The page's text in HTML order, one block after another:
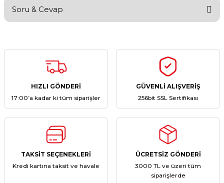
Yorum Yaz
Soru & Cevap
Ürün hakkında henüz soru sorulmamış.
HIZLI GÖNDERİ
17:00’a kadar ki tüm siparişler
GÜVENLİ ALIŞVERİŞ
256bit SSL Sertifikası
TAKSİT SEÇENEKLERİ
Kredi kartına taksit ve havale
ÜCRETSİZ GÖNDERİ
3000 TL ve üzeri tüm
siparişlerde